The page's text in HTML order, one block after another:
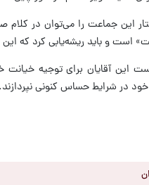
این جماعت را می‌توان در
است و باید ریشه‌یابی کرد که
است این آقایان برای توجیه
در شرایط حساس کنونی نپردازند.